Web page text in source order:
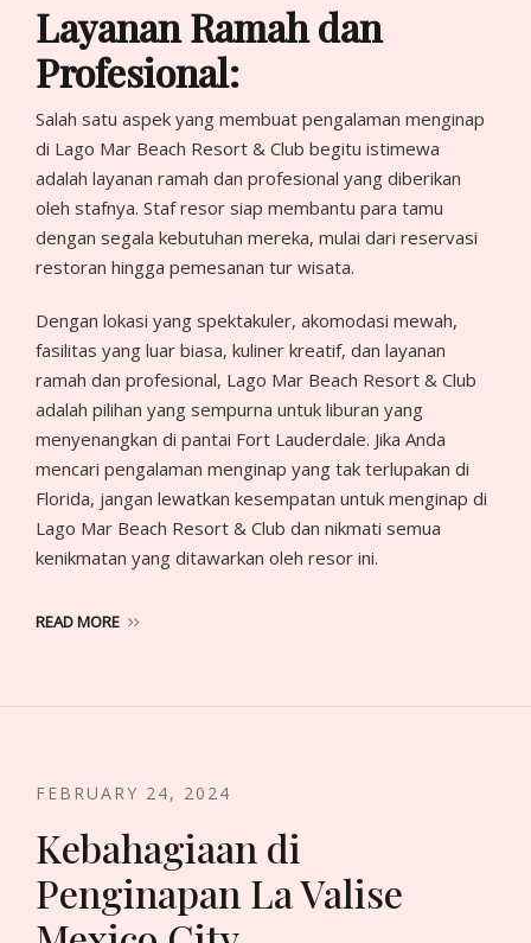
Layanan Ramah dan
Profesional:
Salah satu aspek yang membuat pengalaman menginap
di Lago Mar Beach Resort & Club begitu istimewa
adalah layanan ramah dan profesional yang diberikan
oleh stafnya. Staf resor siap membantu para tamu
dengan segala kebutuhan mereka, mulai dari reservasi
restoran hingga pemesanan tur wisata.
Dengan lokasi yang spektakuler, akomodasi mewah,
fasilitas yang luar biasa, kuliner kreatif, dan layanan
ramah dan profesional, Lago Mar Beach Resort & Club
adalah pilihan yang sempurna untuk liburan yang
menyenangkan di pantai Fort Lauderdale. Jika Anda
mencari pengalaman menginap yang tak terlupakan di
Florida, jangan lewatkan kesempatan untuk menginap di
Lago Mar Beach Resort & Club dan nikmati semua
kenikmatan yang ditawarkan oleh resor ini.
READ MORE
FEBRUARY 24, 2024
Kebahagiaan di
Penginapan La Valise